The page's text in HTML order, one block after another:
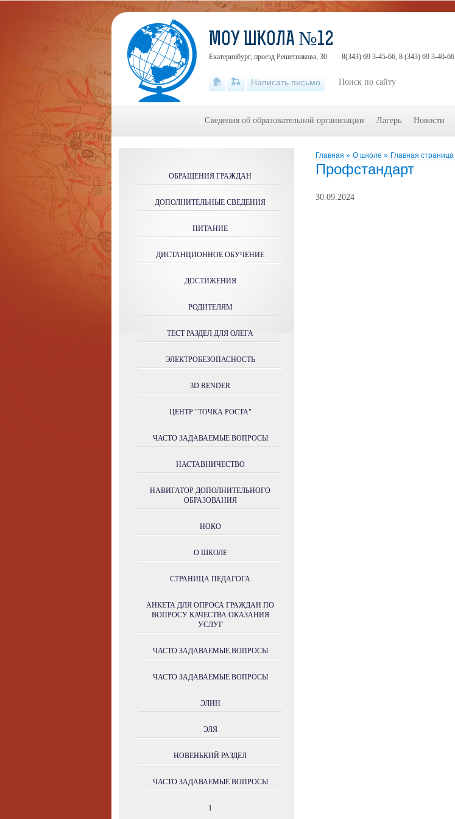
Главная » О школе » Главная страница
Профстандарт
30.09.2024
ОБРАЩЕНИЯ ГРАЖДАН
ДОПОЛНИТЕЛЬНЫЕ СВЕДЕНИЯ
ПИТАНИЕ
ДИСТАНЦИОННОЕ ОБУЧЕНИЕ
ДОСТИЖЕНИЯ
РОДИТЕЛЯМ
ТЕСТ РАЗДЕЛ ДЛЯ ОЛЕГА
ЭЛЕКТРОБЕЗОПАСНОСТЬ
3D RENDER
ЦЕНТР "ТОЧКА РОСТА"
ЧАСТО ЗАДАВАЕМЫЕ ВОПРОСЫ
НАСТАВНИЧЕСТВО
НАВИГАТОР ДОПОЛНИТЕЛЬНОГО
ОБРАЗОВАНИЯ
НОКО
О ШКОЛЕ
СТРАНИЦА ПЕДАГОГА
АНКЕТА ДЛЯ ОПРОСА ГРАЖДАН ПО
ВОПРОСУ КАЧЕСТВА ОКАЗАНИЯ
УСЛУГ
ЧАСТО ЗАДАВАЕМЫЕ ВОПРОСЫ
ЧАСТО ЗАДАВАЕМЫЕ ВОПРОСЫ
ЭЛИН
ЭЛЯ
НОВЕНЬКИЙ РАЗДЕЛ
ЧАСТО ЗАДАВАЕМЫЕ ВОПРОСЫ
1
МОУ ШКОЛА №12
Екатеринбург, проезд Решетникова, 30 8(343) 69 3-45-66, 8 (343) 69 3-40-66
Написать письмо
Сведения об образовательной организации Лагерь Новости